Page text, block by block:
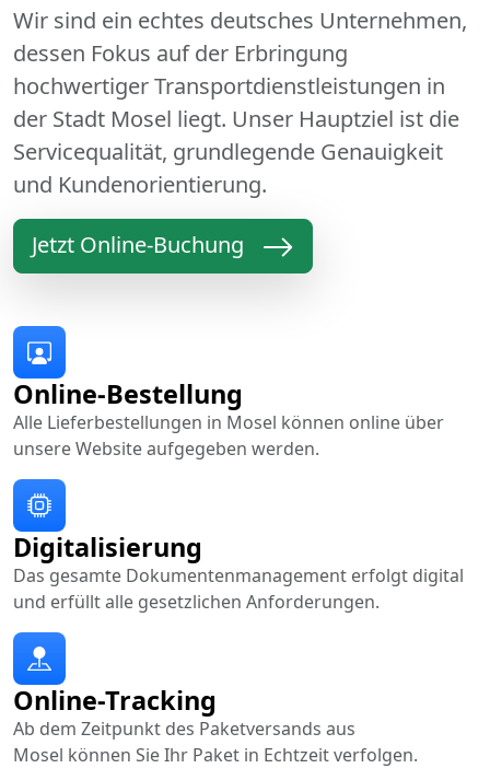
Wir sind ein echtes deutsches Unternehmen,
dessen Fokus auf der Erbringung
hochwertiger Transportdienstleistungen in
der Stadt Mosel liegt. Unser Hauptziel ist die
Servicequalität, grundlegende Genauigkeit
und Kundenorientierung.
Jetzt Online-Buchung
Online-Bestellung
Alle Lieferbestellungen in Mosel können online über
unsere Website aufgegeben werden.
Online-Tracking
Ab dem Zeitpunkt des Paketversands aus
Mosel können Sie Ihr Paket in Echtzeit verfolgen.
Digitalisierung
Das gesamte Dokumentenmanagement erfolgt digital
und erfüllt alle gesetzlichen Anforderungen.